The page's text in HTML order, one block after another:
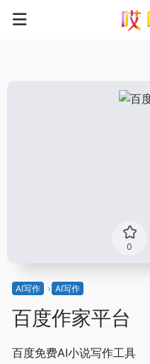
0
AI写作 AI写作
百度作家平台
百度免费AI小说写作工具